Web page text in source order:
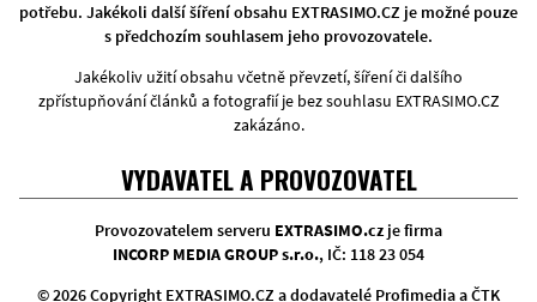
potřebu. Jakékoli další šíření obsahu EXTRASIMO.CZ je možné pouze
s předchozím souhlasem jeho provozovatele.
Jakékoliv užití obsahu včetně převzetí, šíření či dalšího
zpřístupňování článků a fotografií je bez souhlasu EXTRASIMO.CZ
zakázáno.
VYDAVATEL A PROVOZOVATEL
Provozovatelem serveru EXTRASIMO.czje firma
INCORP MEDIA GROUP s.r.o., IČ: 118 23 054
© 2026 Copyright EXTRASIMO.CZ a dodavatelé Profimedia a ČTK